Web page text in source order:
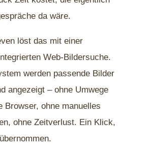
da wäre.
löst das mit einer
Web-Bildersuche.
werden passende Bilder
angezeigt – ohne Umwege
Browser, ohne manuelles
ohne Zeitverlust. Ein Klick,